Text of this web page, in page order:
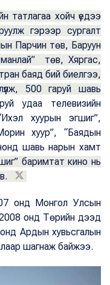
татлагаа хойч үедээ
гэрээр сургалт
Парчин төв, Баруун
төв, Хяргас,
баяд бий биелгээ,
500 гаруй шавь
удаа телевизийн
хуурын эгшиг”,
хуур”, “Баядын
шавь нарын хамт
баримтат кино нь
онд Монгол Улсын
2008 онд Төрийн дээд
Ардын хувьсгалын
шагнаж байжээ.